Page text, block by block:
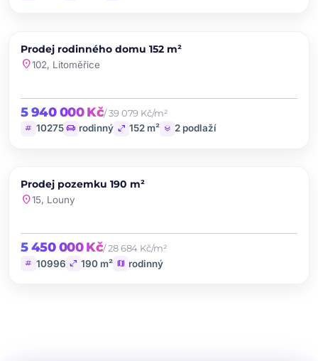
PRODEJ
Prodej rodinného domu 152 m²
location_on102, Litoměřice
5 940 000 Kč/ 39 079 Kč/m²
tag 10275 chair rodinný open_in_full 152 m² layers 2 podlaží
PRODEJ
Prodej pozemku 190 m²
location_on15, Louny
5 450 000 Kč/ 28 684 Kč/m²
tag 10996 open_in_full 190 m² map rodinný